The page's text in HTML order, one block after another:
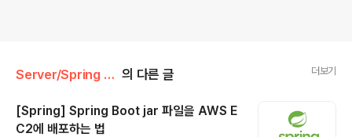
Server/Spring Boot 의 다른 글 더보기
[Spring] Spring Boot jar 파일을 AWS E
C2에 배포하는 법